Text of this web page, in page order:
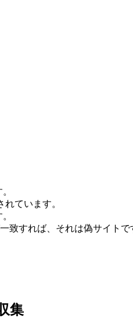
ています。
致すれば、それは偽サイトで
集